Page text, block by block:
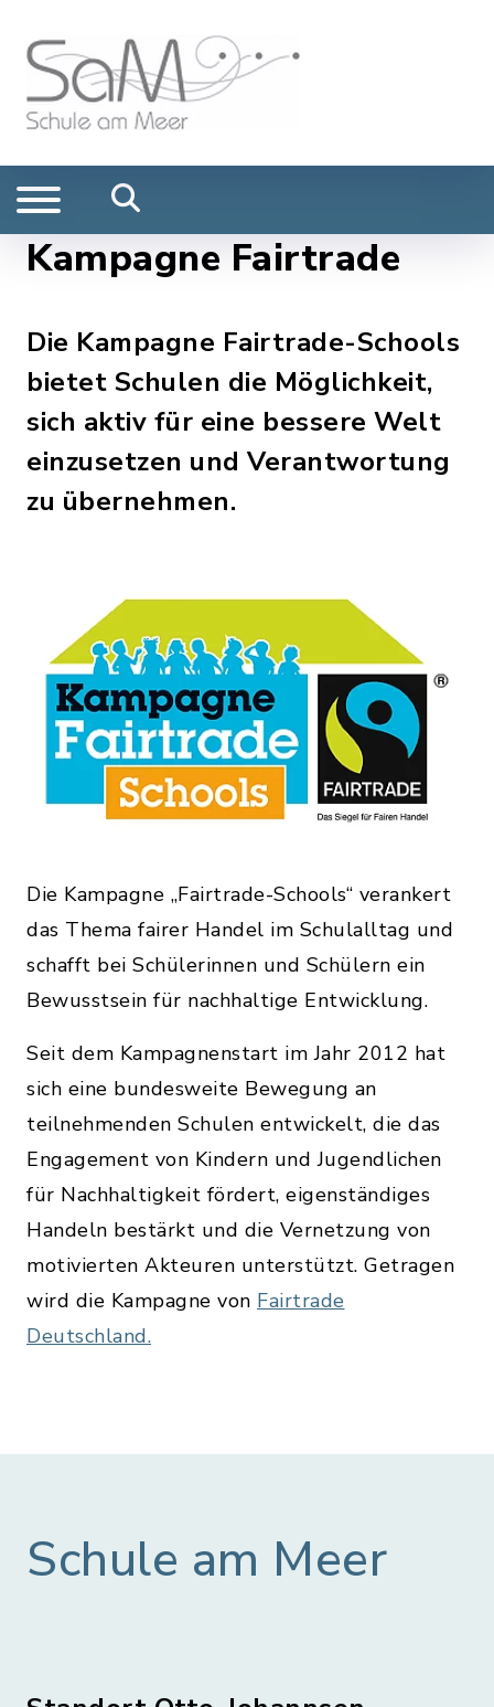
Kampagne Fairtrade
Die Kampagne Fairtrade-Schools
bietet Schulen die Möglichkeit,
sich aktiv für eine bessere Welt
einzusetzen und Verantwortung
zu übernehmen.
Die Kampagne „Fairtrade-Schools“ verankert
das Thema fairer Handel im Schulalltag und
schafft bei Schülerinnen und Schülern ein
Bewusstsein für nachhaltige Entwicklung.
Seit dem Kampagnenstart im Jahr 2012 hat
sich eine bundesweite Bewegung an
teilnehmenden Schulen entwickelt, die das
Engagement von Kindern und Jugendlichen
für Nachhaltigkeit fördert, eigenständiges
Handeln bestärkt und die Vernetzung von
motivierten Akteuren unterstützt. Getragen
wird die Kampagne von Fairtrade
Deutschland.
Schule am Meer